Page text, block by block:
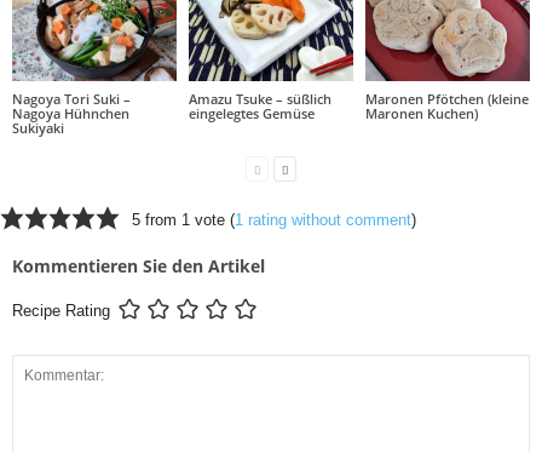
Nagoya Tori Suki –
Nagoya Hühnchen
Sukiyaki
Amazu Tsuke – süßlich
eingelegtes Gemüse
Maronen Pfötchen (kleine
Maronen Kuchen)
5 from 1 vote (1 rating without comment)
Kommentieren Sie den Artikel
Recipe Rating